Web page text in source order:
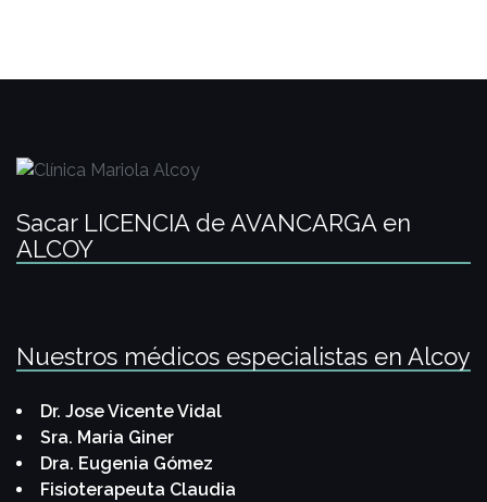
Sacar LICENCIA de AVANCARGA en
ALCOY
Nuestros médicos especialistas en Alcoy
Dr. Jose Vicente Vidal
Sra. Maria Giner
Dra. Eugenia Gómez
Fisioterapeuta Claudia